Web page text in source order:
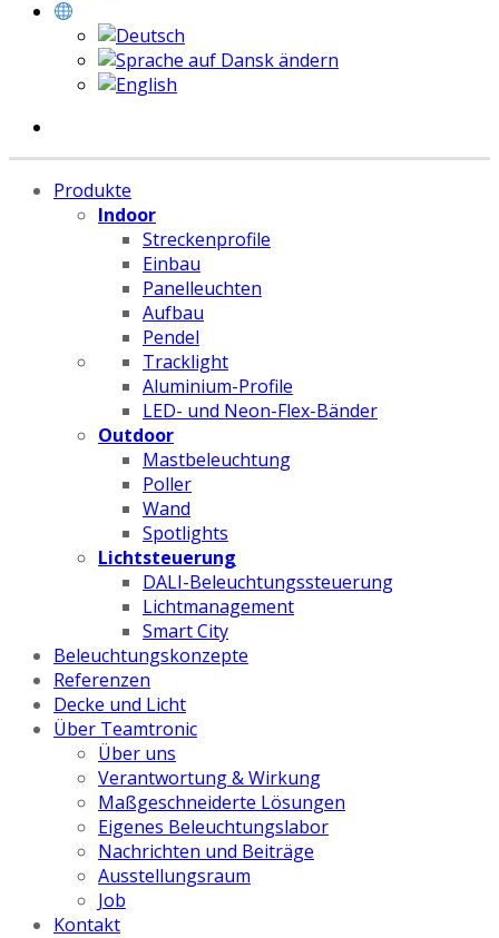
Produkte
Indoor
Streckenprofile
Einbau
Panelleuchten
Aufbau
Pendel
Tracklight
Aluminium-Profile
LED- und Neon-Flex-Bänder
Outdoor
Mastbeleuchtung
Poller
Wand
Spotlights
Lichtsteuerung
DALI-Beleuchtungssteuerung
Lichtmanagement
Smart City
Beleuchtungskonzepte
Referenzen
Decke und Licht
Über Teamtronic
Über uns
Verantwortung & Wirkung
Maßgeschneiderte Lösungen
Eigenes Beleuchtungslabor
Nachrichten und Beiträge
Ausstellungsraum
Job
Kontakt